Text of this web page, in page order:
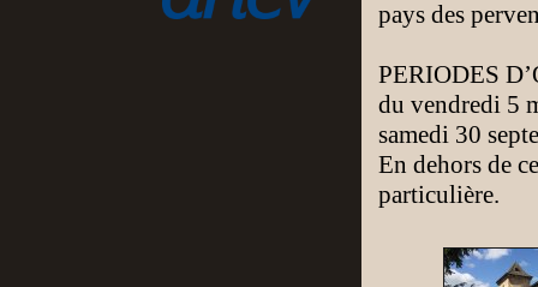
pays des
PERIODES
du vendredi 5
samedi 30
En dehors de
particulière.